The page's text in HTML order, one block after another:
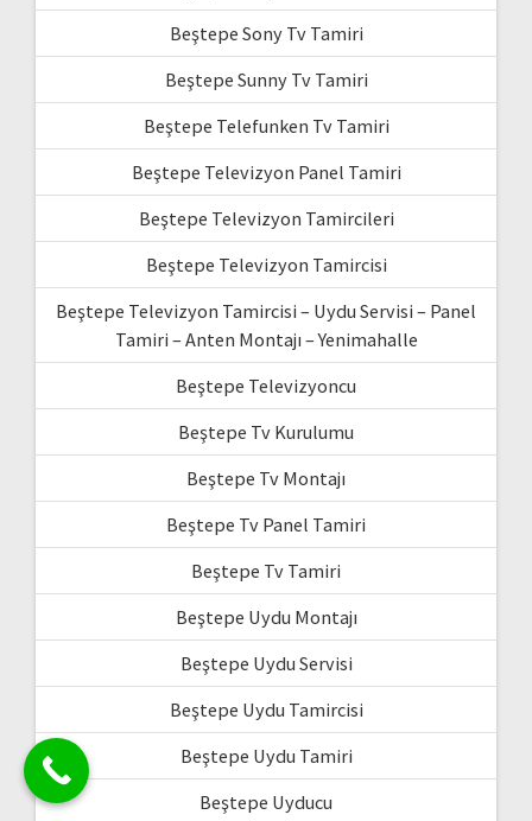
Beştepe Sony Tv Tamiri
Beştepe Sunny Tv Tamiri
Beştepe Telefunken Tv Tamiri
Beştepe Televizyon Panel Tamiri
Beştepe Televizyon Tamircileri
Beştepe Televizyon Tamircisi
Beştepe Televizyon Tamircisi – Uydu Servisi – Panel
Tamiri – Anten Montajı – Yenimahalle
Beştepe Televizyoncu
Beştepe Tv Kurulumu
Beştepe Tv Montajı
Beştepe Tv Panel Tamiri
Beştepe Tv Tamiri
Beştepe Uydu Montajı
Beştepe Uydu Servisi
Beştepe Uydu Tamircisi
Beştepe Uydu Tamiri
Beştepe Uyducu